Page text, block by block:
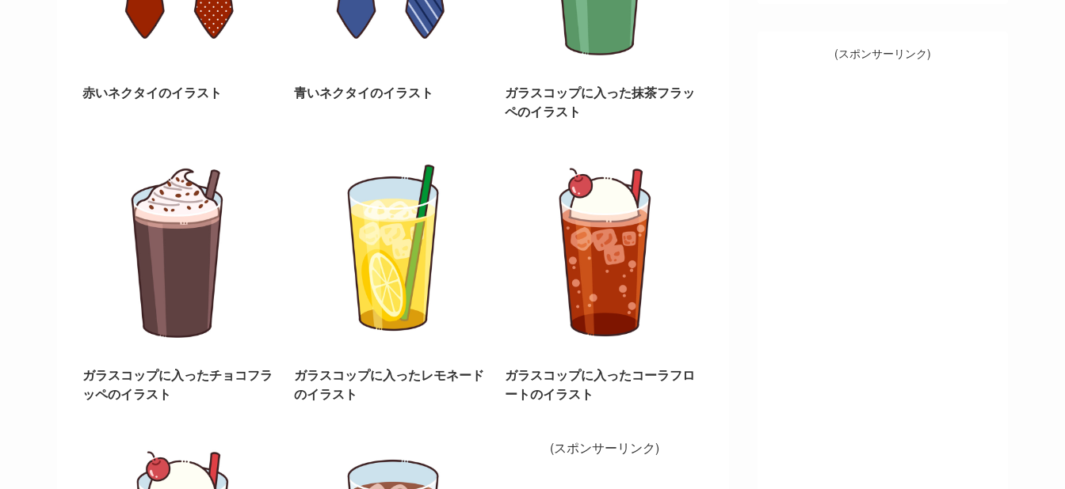
赤いネクタイのイラスト 青いネクタイのイラスト
ガラスコップに入った抹茶フラッ
ペのイラスト
ガラスコップに入ったチョコフラ
ッペのイラスト
ガラスコップに入ったレモネード
のイラスト
ガラスコップに入ったコーラフロ
ートのイラスト
(スポンサーリンク)
(スポンサーリンク)